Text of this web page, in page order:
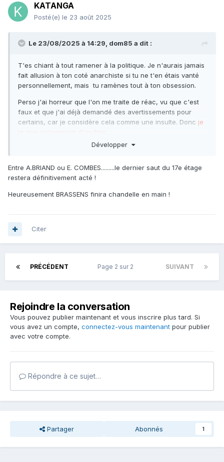
KATANGA
Posté(e) le 23 août 2025
Le 23/08/2025 à 14:29, dom85 a dit :
T'es chiant à tout ramener à la politique. Je n'aurais jamais
fait allusion à ton coté anarchiste si tu ne t'en étais vanté
personnellement, mais tu ramènes tout à ton obsession.
Perso j'ai horreur que l'on me traite de réac, vu que c'est
faux et que j'ai déjà demandé des avertissements pour
certains, car je considère cela comme une insulte. Donc je
te prie instamment d'arrêter.
Cela t'énerve peut être, mais celui qui veut me classer, a
Je fais parti des gens bien éduqué, et je ne traite personne
même l'honorabilité du titre. Je ne compare jamais ma bite
concours d'absurdités.
mesures de poissons est déjà stupide, mais que tu te
PS: pour ton instruction, c'est Fernand Pelloutier, figure de
proue de l' anarchie, qui a lancé monsieur Briand en
d'Aristide Briand sur le vote à gauche.
Développer
Entre A.BRIAND ou E. COMBES.........le dernier saut du 17e étage
restera définitivement acté !
Heureusement BRASSENS finira chandelle en main !
Citer
PRÉCÉDENT SUIVANT
Page 2 sur 2
Rejoindre la conversation
Vous pouvez publier maintenant et vous inscrire plus tard. Si
vous avez un compte, connectez-vous maintenant pour publier
avec votre compte.
Répondre à ce sujet…
Partager Abonnés 1